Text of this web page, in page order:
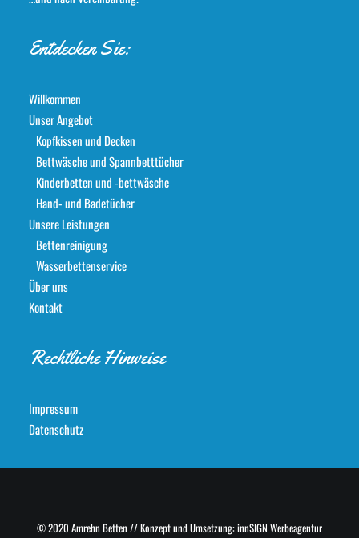
Entdecken Sie:
Willkommen
Unser Angebot
Kopfkissen und Decken
Bettwäsche und Spannbetttücher
Kinderbetten und -bettwäsche
Hand- und Badetücher
Unsere Leistungen
Bettenreinigung
Wasserbettenservice
Über uns
Kontakt
Rechtliche Hinweise
Impressum
Datenschutz
© 2020 Amrehn Betten // Konzept und Umsetzung:innSIGN Werbeagentur